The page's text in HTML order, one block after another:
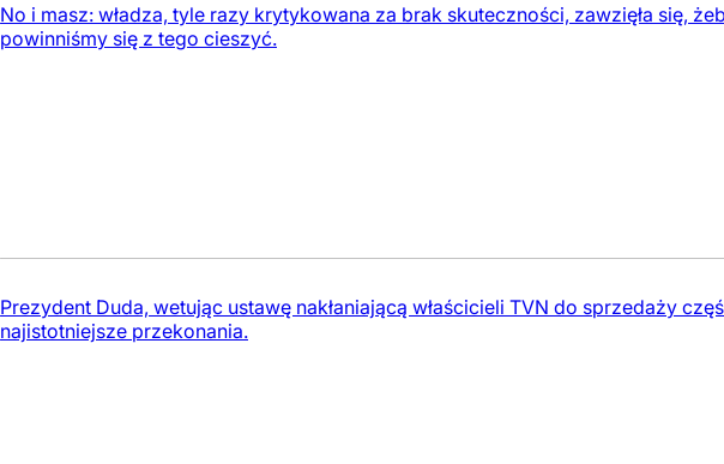
No i masz: władza, tyle razy krytykowana za brak skuteczności, zawzięła się,
powinniśmy się z tego cieszyć.
Prezydent Duda, wetując ustawę nakłaniającą właścicieli TVN do sprzedaży
najistotniejsze przekonania.